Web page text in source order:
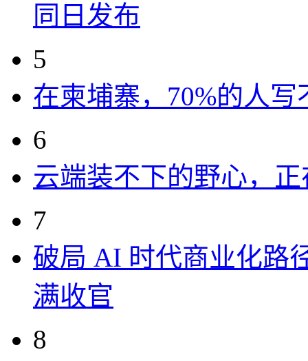
同日发布
5
在柬埔寨，70%的人写
6
云端装不下的野心，
7
破局 AI 时代商业化路
满收官
8